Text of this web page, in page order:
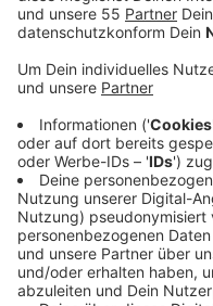
Veröffentlicht:Sonntag,
In Mettmann und
4.000 Anschreiben ein
wurden die Adressen
Retouren haben die
abgeschickt.